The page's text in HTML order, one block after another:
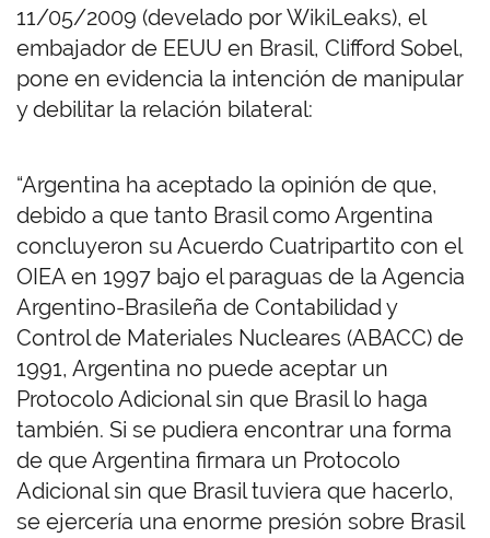
11/05/2009 (develado por WikiLeaks), el
embajador de EEUU en Brasil, Clifford Sobel,
pone en evidencia la intención de manipular
y debilitar la relación bilateral:
“Argentina ha aceptado la opinión de que,
debido a que tanto Brasil como Argentina
concluyeron su Acuerdo Cuatripartito con el
OIEA en 1997 bajo el paraguas de la Agencia
Argentino-Brasileña de Contabilidad y
Control de Materiales Nucleares (ABACC) de
1991, Argentina no puede aceptar un
Protocolo Adicional sin que Brasil lo haga
también. Si se pudiera encontrar una forma
de que Argentina firmara un Protocolo
Adicional sin que Brasil tuviera que hacerlo,
se ejercería una enorme presión sobre Brasil